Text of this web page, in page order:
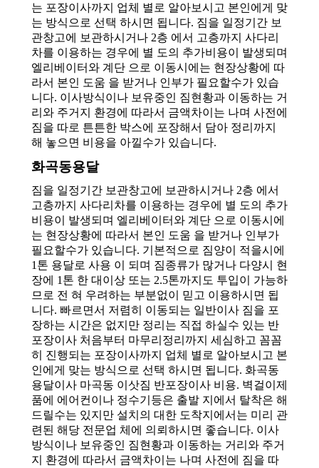
는 포장이사까지 업체 별로 알아보시고 본인에게 맞
는 방식으로 선택 하시면 됩니다. 짐을 일정기간 보
관창고에 보관하시거나 2층 에서 고층까지 사다리
차를 이용하는 경우에 별 도의 추가비용이 발생되며
엘리베이터와 계단 으로 이동시에는 현장상황에 따
라서 본인 도움 을 받거나 인부가 필요할수가 있습
니다. 이사방식이나 보유중인 짐현황과 이동하는 거
리와 주거지 환경에 따라서 금액차이는 나며 사전에
짐을 따로 튼튼한 박스에 포장해서 담아 정리까지
해 놓으면 비용을 아낄수가 있습니다.
화곡동용달
짐을 일정기간 보관창고에 보관하시거나 2층 에서
고층까지 사다리차를 이용하는 경우에 별 도의 추가
비용이 발생되며 엘리베이터와 계단 으로 이동시에
는 현장상황에 따라서 본인 도움 을 받거나 인부가
필요할수가 있습니다. 기본적으로 짐양이 적을시에
1톤 용달로 사용 이 되며 짐종류가 많거나 다양시 현
장에 1톤 한 대이상 또는 2.5톤까지도 투입이 가능하
므로 전 혀 우려하는 부분없이 믿고 이용하시면 됩
니다. 빠르면서 저렴히 이동되는 일반이사 짐을 포
장하는 시간은 없지만 정리는 직접 하실수 있는 반
포장이사 처음부터 마무리정리까지 세심하고 꼼꼼
히 진행되는 포장이사까지 업체 별로 알아보시고 본
인에게 맞는 방식으로 선택 하시면 됩니다. 화곡동
용달이사 마곡동 이삿짐 반포장이사 비용. 벽걸이제
품에 에어컨이나 정수기등은 출발 지에서 탈착은 해
드릴수는 있지만 설치의 대한 도착지에서는 미리 관
련된 해당 전문업 체에 의뢰하시면 좋습니다. 이사
방식이나 보유중인 짐현황과 이동하는 거리와 주거
지 환경에 따라서 금액차이는 나며 사전에 짐을 따